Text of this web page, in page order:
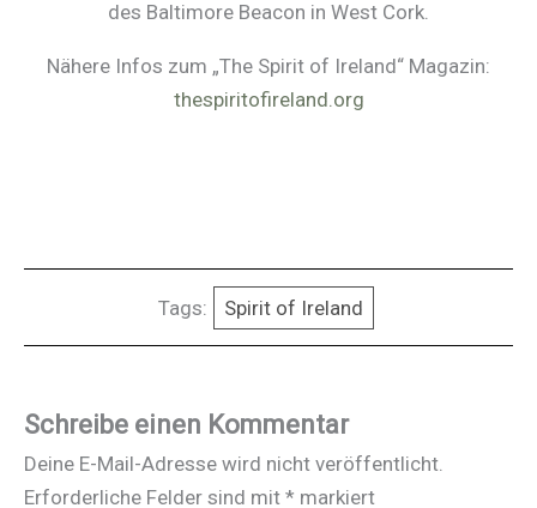
des Baltimore Beacon in West Cork.
Nähere Infos zum „The Spirit of Ireland“ Magazin:
thespiritofireland.org
Tags: Spirit of Ireland
Schreibe einen Kommentar
Deine E-Mail-Adresse wird nicht veröffentlicht.
Erforderliche Felder sind mit * markiert